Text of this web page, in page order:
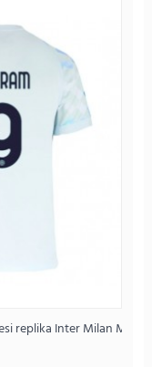
95.63€ 41.25€
26 Kratek rokav
replika Inter Milan